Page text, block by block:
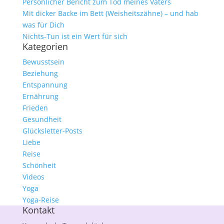
Mit dicker Backe im Bett (Weisheitszähne) – und hab
was für Dich
Nichts-Tun ist ein Wert für sich
Kategorien
Bewusstsein
Beziehung
Entspannung
Ernährung
Frieden
Gesundheit
Glücksletter-Posts
Liebe
Reise
Schönheit
Videos
Yoga
Yoga-Reise
Kontakt